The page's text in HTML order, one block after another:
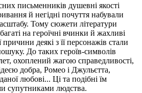
письменників душевні якості
й негідні почуття набували
Тому сюжети літератури
на героїчні вчинки й жахливі
причини деякі з її персонажів стали
До таких героїв-символів
охоплений жагою справедливості,
добра, Ромео і Джульєтта,
любові... Ці та подібні їм
супутниками людства.